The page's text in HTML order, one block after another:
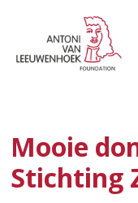
Mooie
Stichting